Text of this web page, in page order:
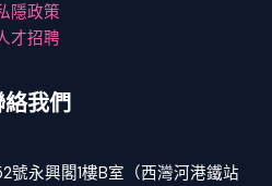
隱政策
才招聘
絡我們
永興閣1樓B室（西灣河港鐵站